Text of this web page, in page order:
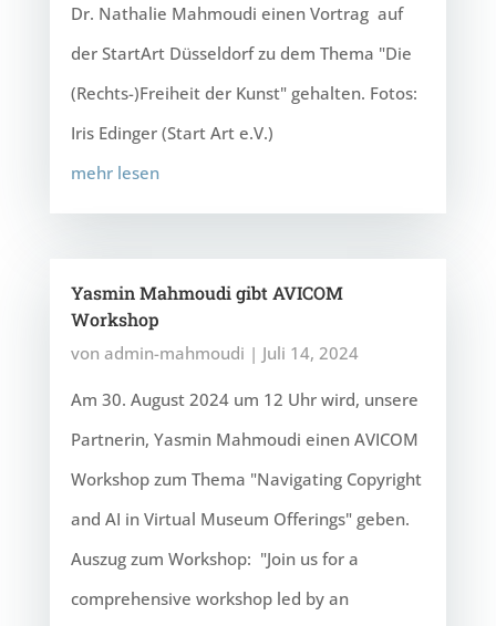
Dr. Nathalie Mahmoudi einen Vortrag auf
der StartArt Düsseldorf zu dem Thema "Die
(Rechts-)Freiheit der Kunst" gehalten. Fotos:
Iris Edinger (Start Art e.V.)
mehr lesen
Yasmin Mahmoudi gibt AVICOM
Workshop
von admin-mahmoudi | Juli 14, 2024
Am 30. August 2024 um 12 Uhr wird, unsere
Partnerin, Yasmin Mahmoudi einen AVICOM
Workshop zum Thema "Navigating Copyright
and AI in Virtual Museum Offerings" geben.
Auszug zum Workshop: "Join us for a
comprehensive workshop led by an